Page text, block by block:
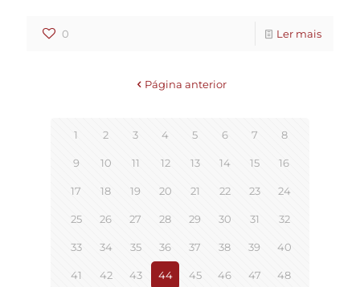
0 Ler mais
Página anterior
1 2 3 4 5 6 7 8
9 10 11 12 13 14 15 16
17 18 19 20 21 22 23 24
25 26 27 28 29 30 31 32
33 34 35 36 37 38 39 40
41 42 43 44 45 46 47 48